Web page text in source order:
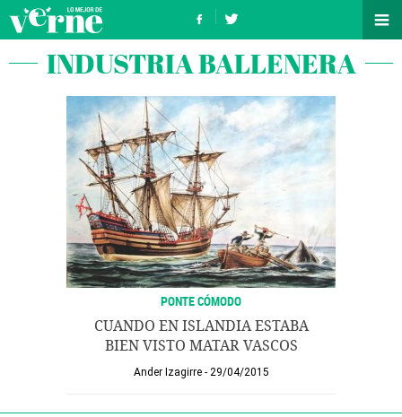
INDUSTRIA BALLENERA
PONTE CÓMODO
CUANDO EN ISLANDIA ESTABA
BIEN VISTO MATAR VASCOS
Ander Izagirre 29/04/2015